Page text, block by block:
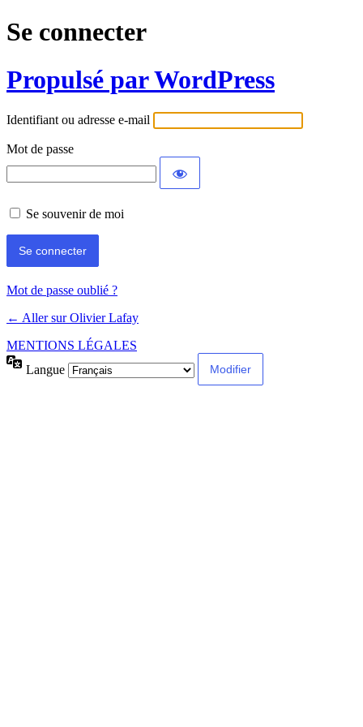
Se connecter
Propulsé par WordPress
Identifiant ou adresse e-mail
Mot de passe
Se souvenir de moi
Mot de passe oublié ?
← Aller sur Olivier Lafay
MENTIONS LÉGALES
Langue